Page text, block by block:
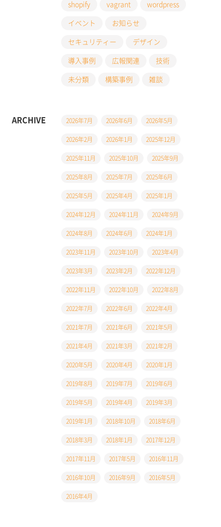
shopify vagrant wordpress
イベント お知らせ
セキュリティー デザイン
導入事例 広報関連 技術
未分類 構築事例 雑談
ARCHIVE 2026年7月 2026年6月 2026年5月
2026年2月 2026年1月 2025年12月
2025年11月 2025年10月 2025年9月
2025年8月 2025年7月 2025年6月
2025年5月 2025年4月 2025年1月
2024年12月 2024年11月 2024年9月
2024年8月 2024年6月 2024年1月
2023年11月 2023年10月 2023年4月
2023年3月 2023年2月 2022年12月
2022年11月 2022年10月 2022年8月
2022年7月 2022年6月 2022年4月
2021年7月 2021年6月 2021年5月
2021年4月 2021年3月 2021年2月
2020年5月 2020年4月 2020年1月
2019年8月 2019年7月 2019年6月
2019年5月 2019年4月 2019年3月
2019年1月 2018年10月 2018年6月
2018年3月 2018年1月 2017年12月
2017年11月 2017年5月 2016年11月
2016年10月 2016年9月 2016年5月
2016年4月